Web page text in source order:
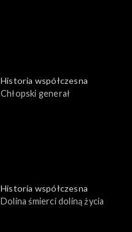
Historia współczesna
Chłopski generał
Historia współczesna
Dolina śmierci doliną życia